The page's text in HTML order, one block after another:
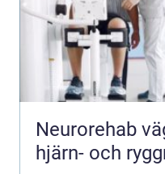
Neurorehab vägen tillbaka efter
hjärn- och